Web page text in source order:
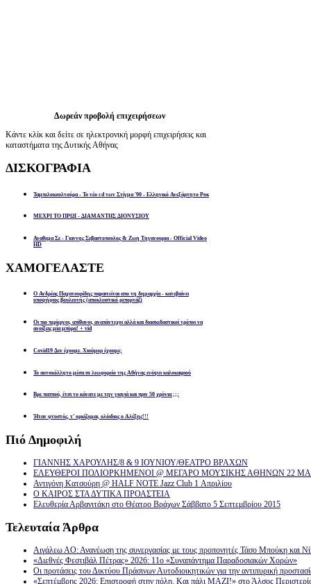
Δωρεάν προβολή επιχειρήσεων
Κάντε κλίκ και δείτε σε ηλεκτρονική μορφή επιχειρήσεις και
καταστήματα της Δυτικής Αθήνας
ΔΙΣΚΟΓΡΑΦΙΑ
Ταμπελοκουλτούρα - Το νέο cd των Στίγμα '90 - Ελληνικό Ανεξάρτητο Ροκ
ΜΕΧΡΙ ΤΟ ΠΡΩΙ - ΔΙΑΜΑΝΤΗΣ ΔΙΟΝΥΣΙΟΥ
Αναθεμα Σε - Γιαννης Σεβαστοπουλος & Ζωη Τηγανουρια - Official Video
HD
ΧΑΜΟΓΕΛΑΣΤΕ
Ο Ανδρέας Παχατουρίδης παραιτείται απο τη δημαρχία - κατεβαίνει
υποψήφιος βουλευτής (αποκλειστικό ρεπορτάζ)
Οι πιο περίεργοι, απίθανοι, αναπάντεχοι αλλά και διασκεδαστικοί τρόποι να
ανοίξεις μία μπύρα! + vid
Covid19 Δεν έχουμε. Χιούμορ έχουμε;
Το αυτοκόλλητο μέσα σε λεωφορείο της Αθήνας ενόψει καλοκαιριού
Βρε παππού, έτσι το κάνατε με την γιαγιά και πριν 50 χρόνια ;;;
Ήταν φτυστός, τ’ ορκίζομαι, ολόιδιος ο Αλέξης!!!
Πιό Δημοφιλή
ΓΙΑΝΝΗΣ ΧΑΡΟΥΛΗΣ/8 & 9 ΙΟΥΝΙΟΥ/ΘΕΑΤΡΟ ΒΡΑΧΩΝ
ΕΛΕΥΘΕΡΟΙ ΠΟΛΙΟΡΚΗΜΕΝΟΙ @ ΜΕΓΑΡΟ ΜΟΥΣΙΚΗΣ ΑΘΗΝΩΝ 22
Αντιγόνη Κατσούρη @ HALF NOTE Jazz Club 1 Απριλίου
Ο ΚΑΙΡΟΣ ΣΤΑ ΔΥΤΙΚΑ ΠΡΟΑΣΤΕΙΑ
Ελευθερία Αρβανιτάκη στο Θέατρο Βράχων Σάββατο 5 Σεπτεμβρίου 2015
Τελευταία Άρθρα
Αιγάλεω ΑΟ: Ανανέωση της συνεργασίας με τους προπονητές Τάσο Μπούκη και
«Διεθνές Φεστιβάλ Πέτρας» 2026: 11ο «Συναπάντημα Παραδοσιακών Χορών»
Οι προτάσεις του Δικτύου Πράσινων Αυτοδιοικητικών για την αντιπυρική
«Σεπτέμβρης 2026: Επιστροφή στην πόλη. Και πάλι ΜΑΖΙ!» στο Άλσος